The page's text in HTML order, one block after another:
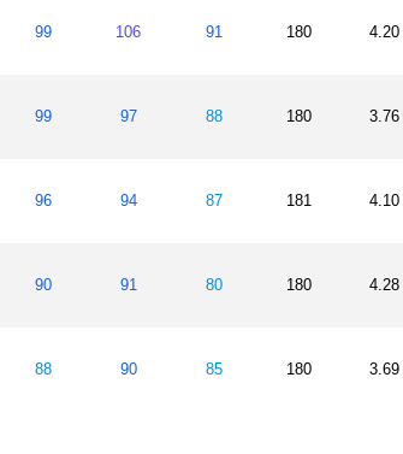
99 106 91 180 4.20
99 97 88 180 3.76
96 94 87 181 4.10
90 91 80 180 4.28
88 90 85 180 3.69